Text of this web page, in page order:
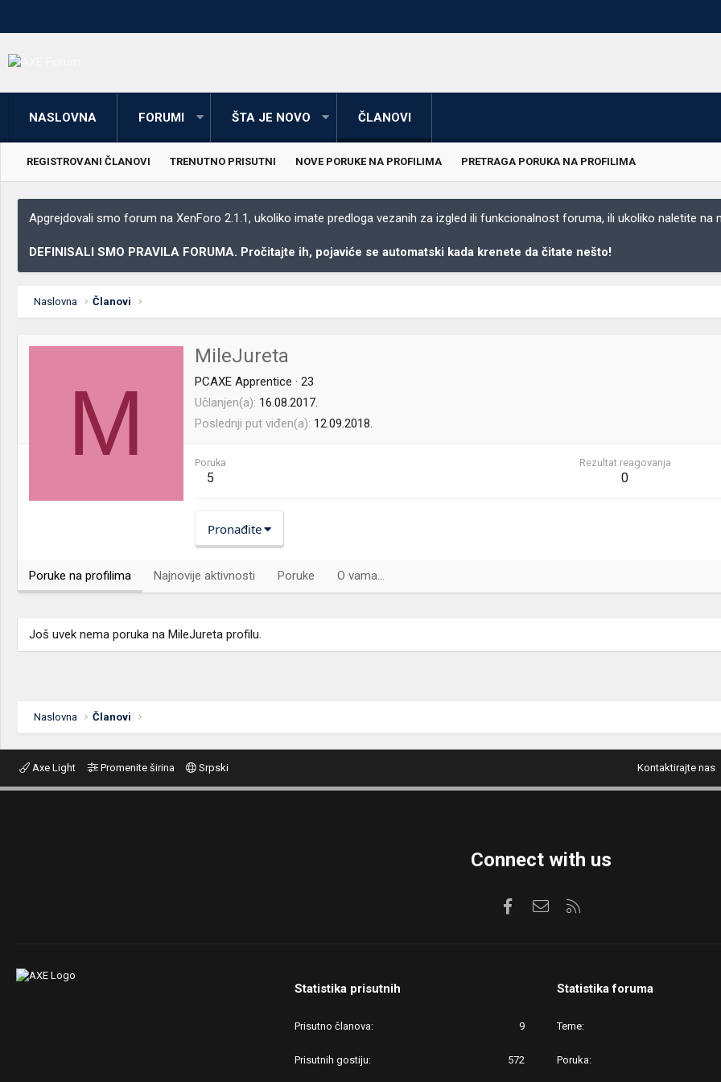
NASLOVNA FORUMI ŠTA JE NOVO ČLANOVI
REGISTROVANI ČLANOVI TRENUTNO PRISUTNI NOVE PORUKE NA PROFILIMA PRETRAGA PORUKA NA PROFILIMA
Apgrejdovali smo forum na XenForo 2.1.1, ukoliko imate predloga vezanih za izgled ili funkcionalnost foruma, ili ukoliko naletite na
DEFINISALI SMO PRAVILA FORUMA. Pročitajte ih, pojaviće se automatski kada krenete da čitate nešto!
Naslovna Članovi
M
MileJureta
PCAXE Apprentice · 23
Učlanjen(a) 16.08.2017.
Poslednji put viđen(a) 12.09.2018.
Poruka
5
Rezultat reagovanja
0
Pronađite
Poruke na profilima Najnovije aktivnosti Poruke O vama...
Još uvek nema poruka na MileJureta profilu.
Naslovna Članovi
Axe Light Promenite širina Srpski Kontaktirajte nas
Connect with us
FacebookKontaktirajte nas
Statistika prisutnih
Prisutno članova 9
Prisutnih gostiju 572
Statistika foruma
Teme
Poruka